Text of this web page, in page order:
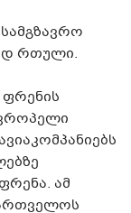
რთული.
ამ